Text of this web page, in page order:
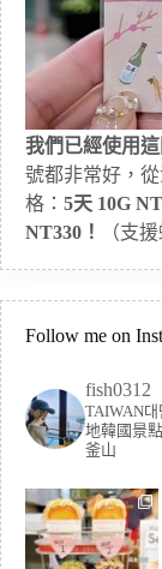
我們已經使用
號都非常好，
格： 5天 10G
NT330！
（支
Follow me on
fish0312
TAIWAN
地韓國景
釜山